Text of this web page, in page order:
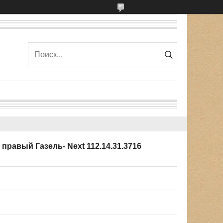
Газель- Next 112.14.31.3716